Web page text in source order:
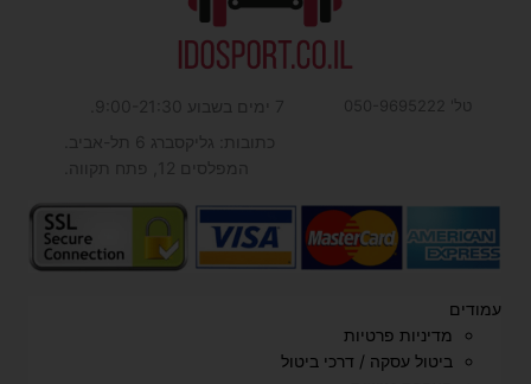
טל' 050-9695222
7 ימים בשבוע 9:00-21:30.
כתובות: גליקסברג 6 תל-אביב.
המפלסים 12, פתח תקווה.
עמודים
מדיניות פרטיות
ביטול עסקה / דרכי ביטול